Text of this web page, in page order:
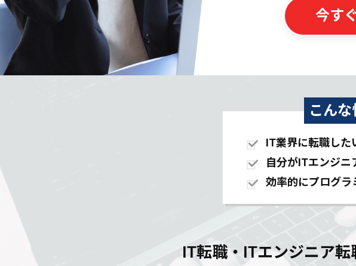
今す
こん
IT業界に転職した
自分がITエンジニ
効率的にプログラ
IT転職・ITエンジニア転